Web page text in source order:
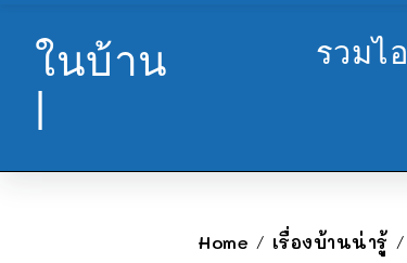
ในบ้าน
|
รวมไ
Home / เรื่องบ้านน่ารู้ /